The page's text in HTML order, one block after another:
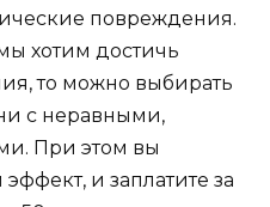
повреждения.
хотим достичь
то можно выбирать
с неравными,
При этом вы
и заплатите за